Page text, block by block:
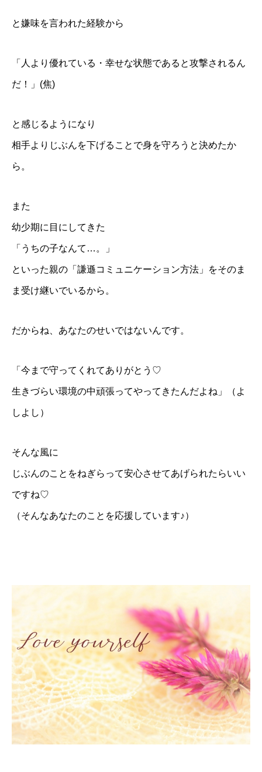
と嫌味を言われた経験から
「人より優れている・幸せな状態であると攻撃されるん
だ！」(焦)
と感じるようになり
相手よりじぶんを下げることで身を守ろうと決めたか
ら。
また
幼少期に目にしてきた
「うちの子なんて…。」
といった親の「謙遜コミュニケーション方法」をそのま
ま受け継いでいるから。
だからね、あなたのせいではないんです。
「今まで守ってくれてありがとう♡
生きづらい環境の中頑張ってやってきたんだよね」（よ
しよし）
そんな風に
じぶんのことをねぎらって安心させてあげられたらいい
ですね♡
（そんなあなたのことを応援しています♪）